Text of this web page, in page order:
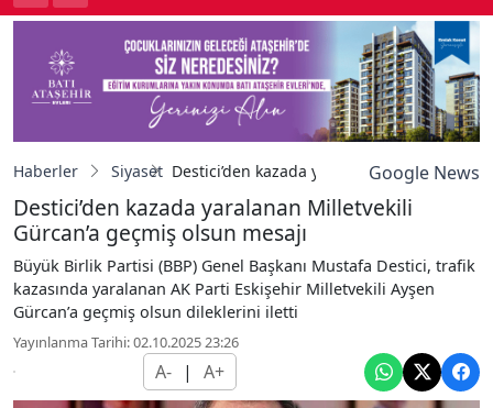
Haberler Siyaset Destici’den kazada yaralanan Milletvekili
Google News
Destici’den kazada yaralanan Milletvekili
Gürcan’a geçmiş olsun mesajı
Büyük Birlik Partisi (BBP) Genel Başkanı Mustafa Destici, trafik
kazasında yaralanan AK Parti Eskişehir Milletvekili Ayşen
Gürcan’a geçmiş olsun dileklerini iletti
Yayınlanma Tarihi: 02.10.2025 23:26
A- | A+